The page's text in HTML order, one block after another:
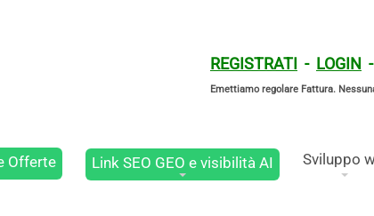
REGISTRATI - LOGIN -
Emettiamo regolare Fattura.
Offerte Link SEO GEO e visibilità AI Sviluppo